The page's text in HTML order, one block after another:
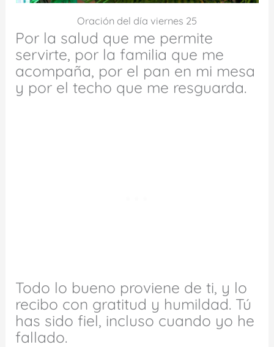
Oración del día viernes 25
Por la salud que me permite
servirte, por la familia que me
acompaña, por el pan en mi mesa
y por el techo que me resguarda.
Todo lo bueno proviene de ti, y lo
recibo con gratitud y humildad. Tú
has sido fiel, incluso cuando yo he
fallado.